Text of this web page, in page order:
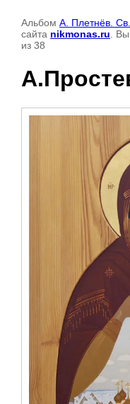
Альбом А. Плетнёв.
сайта nikmonas.ru .
из 38